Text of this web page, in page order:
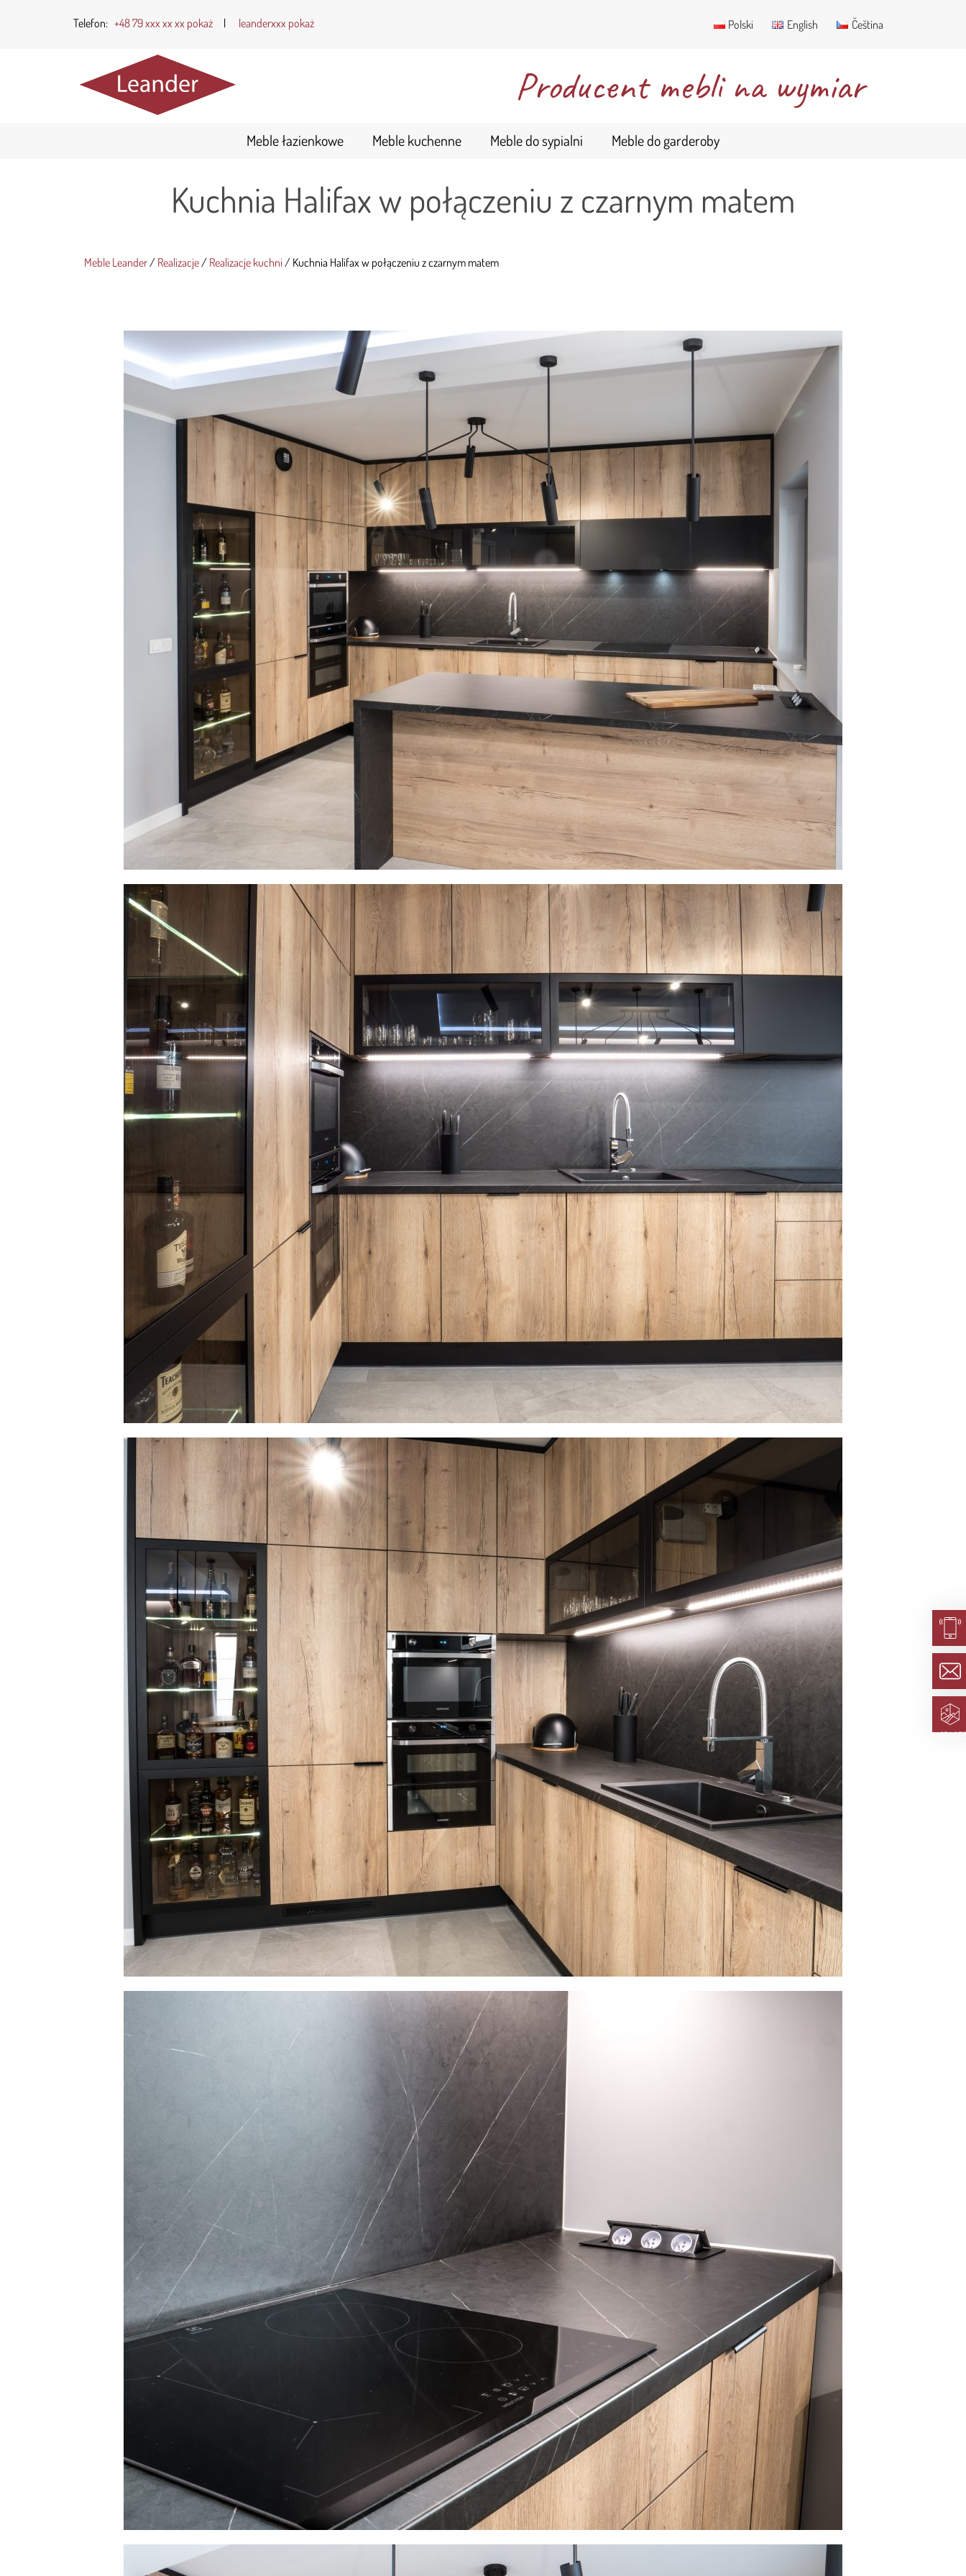
Telefon: +48 79 xxx xx xx pokaż | leanderxxx pokaż Polski English Čeština
Producent mebli na wymiar
Meble łazienkowe Meble kuchenne Meble do sypialni Meble do garderoby
Kuchnia Halifax w połączeniu z czarnym matem
Meble Leander / Realizacje / Realizacje kuchni / Kuchnia Halifax w połączeniu z czarnym matem